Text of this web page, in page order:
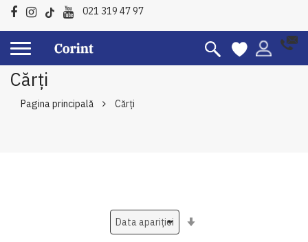
021 319 47 97
Cărți
Pagina principală Cărți